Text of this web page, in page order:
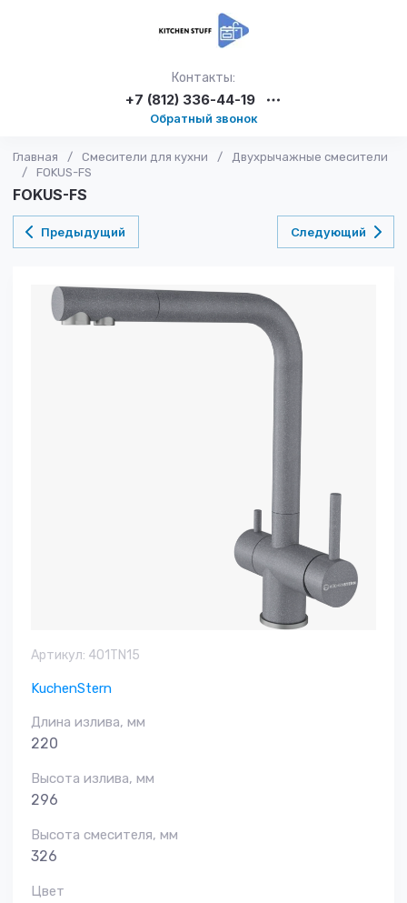
Контакты:
+7 (812) 336-44-19
Обратный звонок
Главная / Смесители для кухни /
Двухрычажные смесители
/
FOKUS-FS
FOKUS-FS
Предыдущий Следующий
Артикул: 401TN15
KuchenStern
Длина излива, мм
220
Высота излива, мм
296
Высота смесителя, мм
326
Цвет